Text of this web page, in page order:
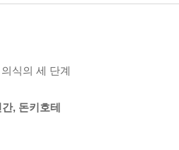
식의 세 단계
, 돈키호테